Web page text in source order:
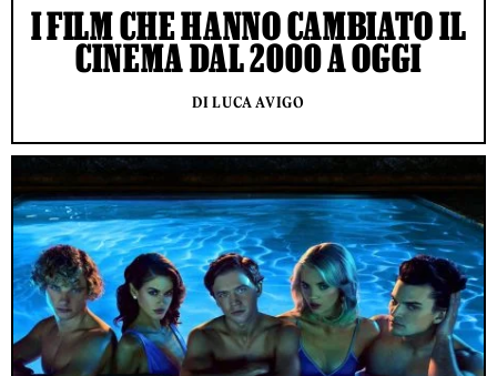
I FILM CHE HANNO CAMBIATO IL
CINEMA DAL 2000 A OGGI
DI LUCA AVIGO